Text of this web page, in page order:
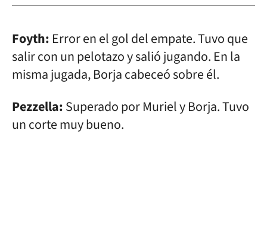
Foyth: Error en el gol del empate. Tuvo que
salir con un pelotazo y salió jugando. En la
misma jugada, Borja cabeceó sobre él.
Pezzella:Superado por Muriel y Borja. Tuvo
un corte muy bueno.